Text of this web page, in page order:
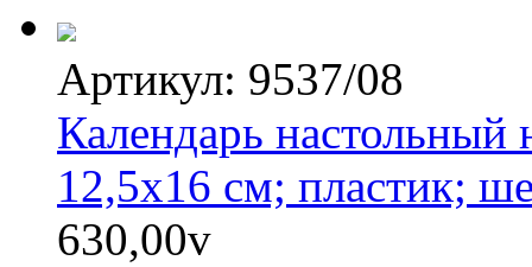
Артикул: 9537/08
Календарь
12,5х16 см; пластик;
630,00v